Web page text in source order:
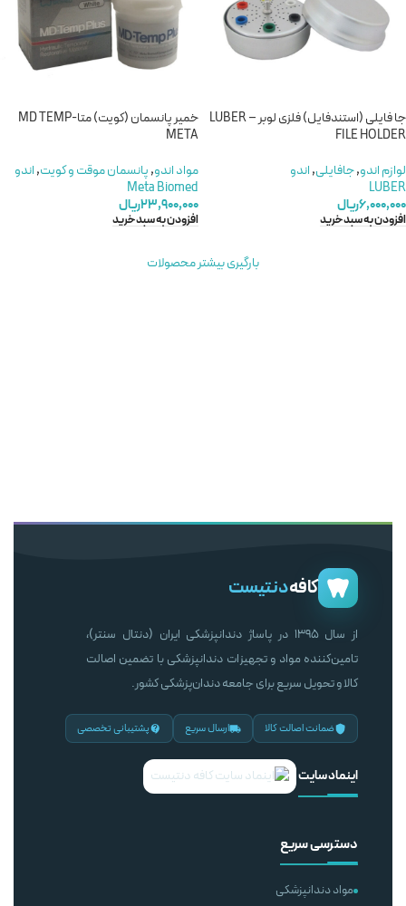
جا فایلی (استندفایل) فلزی لوبر – LUBER
FILE HOLDER
لوازم اندو,جافایلی,اندو
LUBER
۶,۰۰۰,۰۰۰ریال
افزودن به سبد خرید
خمیر پانسمان (کویت) متا-MD TEMP
META
مواد اندو,پانسمان موقت و کویت,اندو
Meta Biomed
۲۳,۹۰۰,۰۰۰ریال
افزودن به سبد خرید
بارگیری بیشتر محصولات
کافهدنتیست
از سال ۱۳۹۵ در پاساژ دندانپزشکی ایران (دنتال سنتر)،
تامین‌کننده مواد و تجهیزات دندانپزشکی با تضمین اصالت
کالا و تحویل سریع برای جامعه دندان‌پزشکی کشور.
ضمانت اصالت کالا ارسال سریع پشتیبانی تخصصی
اینماد سایت
دسترسی سریع
مواد دندانپزشکی